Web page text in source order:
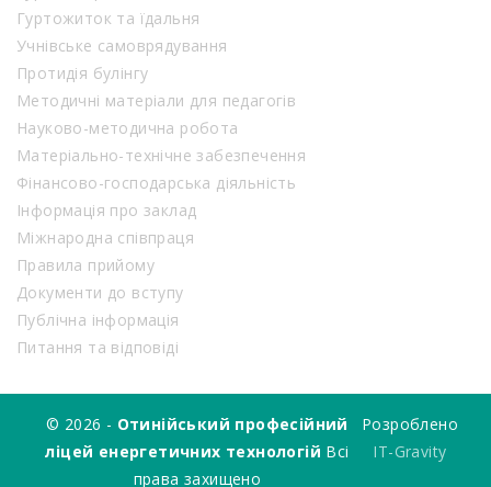
Гуртожиток та їдальня
Учнівське самоврядування
Протидія булінгу
Методичні матеріали для педагогів
Науково-методична робота
Матеріально-технічне забезпечення
Фінансово-господарська діяльність
Інформація про заклад
Міжнародна співпраця
Правила прийому
Документи до вступу
Публічна інформація
Питання та відповіді
© 2026 - Отинійський професійний
ліцей енергетичних технологій Всі
права захищено
Розроблено
IT-Gravity